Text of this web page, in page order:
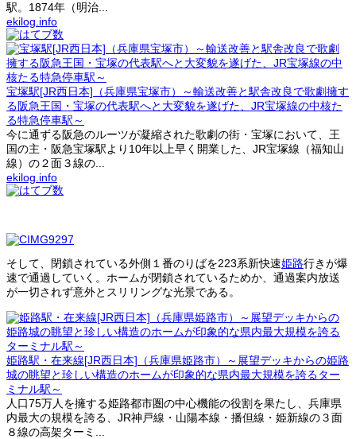
駅。1874年（明治...
ekilog.info
宝塚駅[JR西日本]（兵庫県宝塚市）～輸送改善と駅舎改良で歌劇擁す
る阪急王国・宝塚の代表駅へと大変貌を遂げた、JR宝塚線の中核た
る特急停車駅～
今に通ずる阪急のルーツが凝縮された歌劇の街・宝塚において、王
国の主・阪急宝塚駅より10年以上早く開業した、JR宝塚線（福知山
線）の２面３線の...
ekilog.info
そして、閉鎖されている外側１番のりばを223系新快速姫路行きが爆
速で通過していく。ホームが閉鎖されているためか、通過案内放送
が一切されず意外とスリリングな光景である。
姫路駅・在来線[JR西日本]（兵庫県姫路市）～展望デッキからの姫路
城の眺望と珍しい構造のホームが印象的な県内最大規模を誇るター
ミナル駅～
人口75万人を擁する姫路都市圏の中心機能の役割を果たし、兵庫県
内最大の規模を誇る、JR神戸線・山陽本線・播但線・姫新線の３面
８線の高架ターミ...